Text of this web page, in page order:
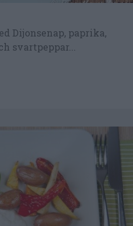
Dijonsenap, paprika,
svartpeppar...